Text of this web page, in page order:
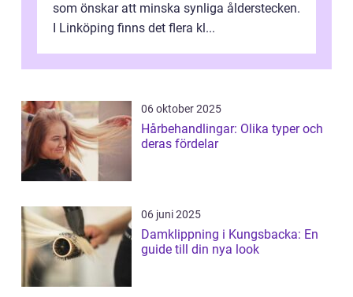
som önskar att minska synliga ålderstecken.
I Linköping finns det flera kl...
06 oktober 2025
Hårbehandlingar: Olika typer och
deras fördelar
06 juni 2025
Damklippning i Kungsbacka: En
guide till din nya look